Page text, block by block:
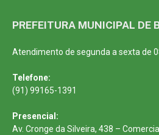
PREFEITURA MUNICIPAL DE
Atendimento de segunda a sexta de
Telefone:
(91) 99165-1391
Presencial:
Av. Cronge da Silveira, 438 –